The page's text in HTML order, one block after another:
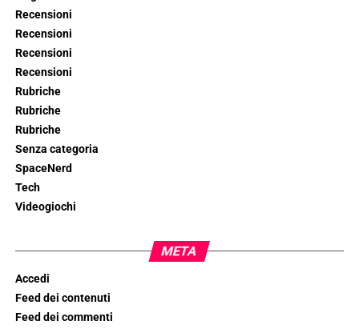
Recensioni
Recensioni
Recensioni
Recensioni
Rubriche
Rubriche
Rubriche
Senza categoria
SpaceNerd
Tech
Videogiochi
META
Accedi
Feed dei contenuti
Feed dei commenti